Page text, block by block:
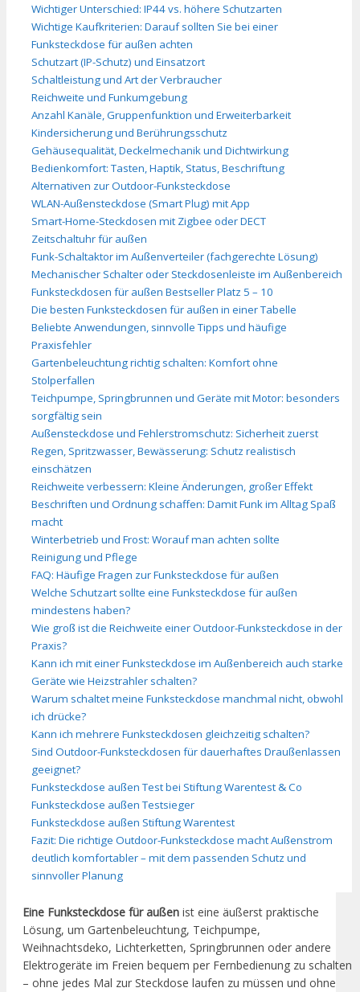
Wichtiger Unterschied: IP44 vs. höhere Schutzarten
Wichtige Kaufkriterien: Darauf sollten Sie bei einer
Funksteckdose für außen achten
Schutzart (IP-Schutz) und Einsatzort
Schaltleistung und Art der Verbraucher
Reichweite und Funkumgebung
Anzahl Kanäle, Gruppenfunktion und Erweiterbarkeit
Kindersicherung und Berührungsschutz
Gehäusequalität, Deckelmechanik und Dichtwirkung
Bedienkomfort: Tasten, Haptik, Status, Beschriftung
Alternativen zur Outdoor-Funksteckdose
WLAN-Außensteckdose (Smart Plug) mit App
Smart-Home-Steckdosen mit Zigbee oder DECT
Zeitschaltuhr für außen
Funk-Schaltaktor im Außenverteiler (fachgerechte Lösung)
Mechanischer Schalter oder Steckdosenleiste im Außenbereich
Funksteckdosen für außen Bestseller Platz 5 – 10
Die besten Funksteckdosen für außen in einer Tabelle
Beliebte Anwendungen, sinnvolle Tipps und häufige
Praxisfehler
Gartenbeleuchtung richtig schalten: Komfort ohne
Stolperfallen
Teichpumpe, Springbrunnen und Geräte mit Motor: besonders
sorgfältig sein
Außensteckdose und Fehlerstromschutz: Sicherheit zuerst
Regen, Spritzwasser, Bewässerung: Schutz realistisch
einschätzen
Reichweite verbessern: Kleine Änderungen, großer Effekt
Beschriften und Ordnung schaffen: Damit Funk im Alltag Spaß
macht
Winterbetrieb und Frost: Worauf man achten sollte
Reinigung und Pflege
FAQ: Häufige Fragen zur Funksteckdose für außen
Welche Schutzart sollte eine Funksteckdose für außen
mindestens haben?
Wie groß ist die Reichweite einer Outdoor-Funksteckdose in der
Praxis?
Kann ich mit einer Funksteckdose im Außenbereich auch starke
Geräte wie Heizstrahler schalten?
Warum schaltet meine Funksteckdose manchmal nicht, obwohl
ich drücke?
Kann ich mehrere Funksteckdosen gleichzeitig schalten?
Sind Outdoor-Funksteckdosen für dauerhaftes Draußenlassen
geeignet?
Funksteckdose außen Test bei Stiftung Warentest & Co
Funksteckdose außen Testsieger
Funksteckdose außen Stiftung Warentest
Fazit: Die richtige Outdoor-Funksteckdose macht Außenstrom
deutlich komfortabler – mit dem passenden Schutz und
sinnvoller Planung
Eine Funksteckdose für außen ist eine äußerst praktische
Lösung, um Gartenbeleuchtung, Teichpumpe,
Weihnachtsdeko, Lichterketten, Springbrunnen oder andere
Elektrogeräte im Freien bequem per Fernbedienung zu schalten
– ohne jedes Mal zur Steckdose laufen zu müssen und ohne